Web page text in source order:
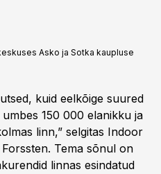
Asko ja Sotka kaupluse
kuid eelkõige suured
150 000 elanikku ja
linn,” selgitas Indoor
Tema sõnul on
linnas esindatud